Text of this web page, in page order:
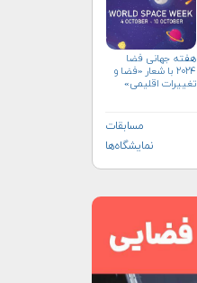
هفته جهانی فضا
۲۰۲۴ با شعار «فضا و
تغییرات اقلیمی»
مسابقات
نمایشگاه‌ها